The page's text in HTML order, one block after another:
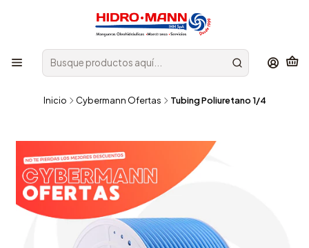
Inicio Cybermann Ofertas Tubing Poliuretano 1/4